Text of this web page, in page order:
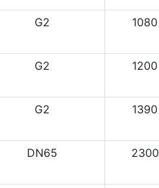
G2 1080
G2 1200
G2 1390
DN65 2300